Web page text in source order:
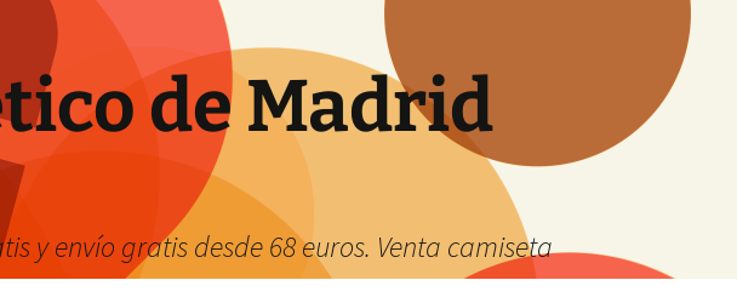
de Madrid
y envío gratis desde 68 euros. Venta camiseta